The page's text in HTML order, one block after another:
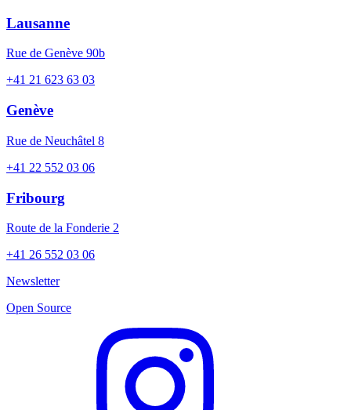
Lausanne
Rue de Genève 90b
+41 21 623 63 03
Genève
Rue de Neuchâtel 8
+41 22 552 03 06
Fribourg
Route de la Fonderie 2
+41 26 552 03 06
Newsletter
Open Source